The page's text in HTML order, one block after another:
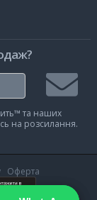
на
та наших
на розсилання.
Оферта